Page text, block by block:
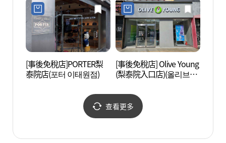
[事後免稅店]PORTER梨
泰院店(포터 이태원점)
[事後免稅店] Olive Young
(梨泰院入口店)(올리브영
查看更多